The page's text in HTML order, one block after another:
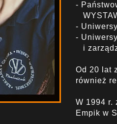
-
-
-
i
Od 20 lat
również
W 1994 r.
Empik w